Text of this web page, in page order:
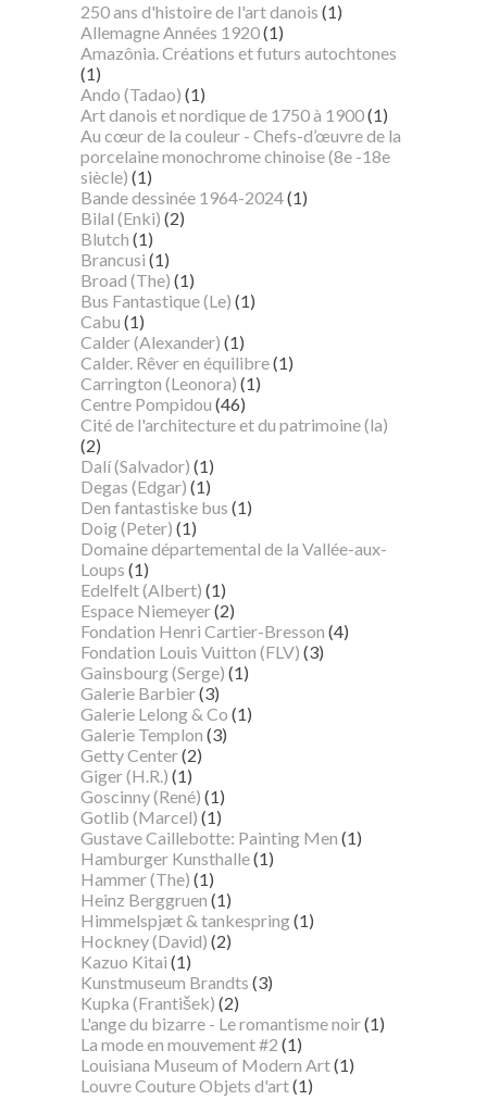
250 ans d'histoire de l'art danois (1)
Allemagne Années 1920(1)
Amazônia. Créations et futurs autochtones
(1)
Ando (Tadao) (1)
Art danois et nordique de 1750 à 1900(1)
Au cœur de la couleur - Chefs-d’œuvre de la
porcelaine monochrome chinoise (8e -18e
siècle) (1)
Bande dessinée 1964-2024(1)
Bilal (Enki) (2)
Blutch (1)
Brancusi (1)
Broad (The) (1)
Bus Fantastique (Le) (1)
Cabu (1)
Calder (Alexander) (1)
Calder. Rêver en équilibre(1)
Carrington (Leonora) (1)
Centre Pompidou (46)
Cité de l'architecture et du patrimoine (la)
(2)
Dalí (Salvador) (1)
Degas (Edgar) (1)
Den fantastiske bus (1)
Doig (Peter) (1)
Domaine départemental de la Vallée-aux-
Loups (1)
Edelfelt (Albert) (1)
Espace Niemeyer(2)
Fondation Henri Cartier-Bresson (4)
Fondation Louis Vuitton (FLV) (3)
Gainsbourg (Serge) (1)
Galerie Barbier(3)
Galerie Lelong & Co (1)
Galerie Templon (3)
Getty Center(2)
Giger (H.R.) (1)
Goscinny (René) (1)
Gotlib (Marcel) (1)
Gustave Caillebotte: Painting Men (1)
Hamburger Kunsthalle(1)
Hammer (The) (1)
Heinz Berggruen (1)
Himmelspjæt & tankespring(1)
Hockney (David) (2)
Kazuo Kitai (1)
Kunstmuseum Brandts (3)
Kupka (František) (2)
L'ange du bizarre - Le romantisme noir(1)
La mode en mouvement #2 (1)
Louisiana Museum of Modern Art(1)
Louvre Couture Objets d'art(1)